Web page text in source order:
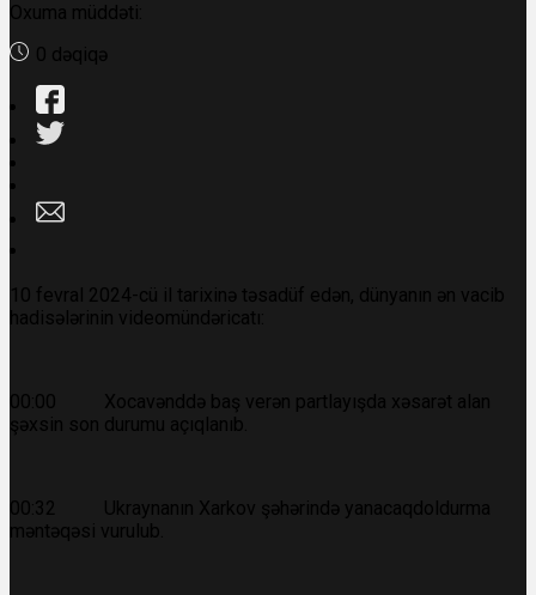
Oxuma müddəti:
0 dəqiqə
10 fevral 2024-cü il tarixinə təsadüf edən, dünyanın ən vacib
hadisələrinin videomündəricatı:
00:00 Xocavənddə baş verən partlayışda xəsarət alan
şəxsin son durumu açıqlanıb.
00:32 Ukraynanın Xarkov şəhərində yanacaqdoldurma
məntəqəsi vurulub.